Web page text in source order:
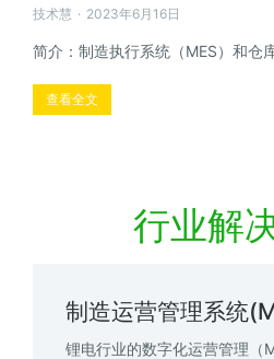
技术慧 2023年6月16日
简介：制造执行系统（MES）和仓
查看全文
行业解
制造运营管理系统
锂电行业的数字化运营管理（